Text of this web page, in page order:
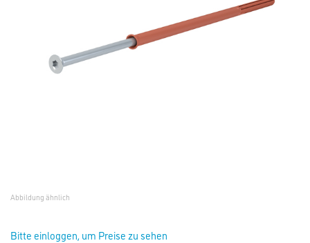
Abbildung ähnlich
Bitte einloggen, um Preise zu sehen